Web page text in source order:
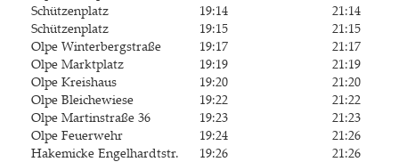
Schüt­zen­platz
19:14
21:14
Schüt­zen­platz
19:15
21:15
Olpe Win­ter­berg­stra­ße
19:17
21:17
Olpe Markt­platz
19:19
21:19
Olpe Kreis­haus
19:20
21:20
Olpe Blei­che­wie­se
19:22
21:22
Olpe Mar­tin­stra­ße 36
19:23
21:23
Olpe Feu­er­wehr
19:24
21:26
Hak­emi­cke Engelhardtstr.
19:26 21:26